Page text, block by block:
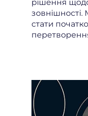
рішення
стати